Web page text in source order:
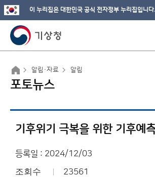
이 누리집은 대한민국 공식 전자정부 누리집입니다.
알림·자료 알림
포토뉴스
등록일 : 2024/12/03
조회수 23561